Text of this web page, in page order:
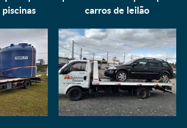
carros de leilão